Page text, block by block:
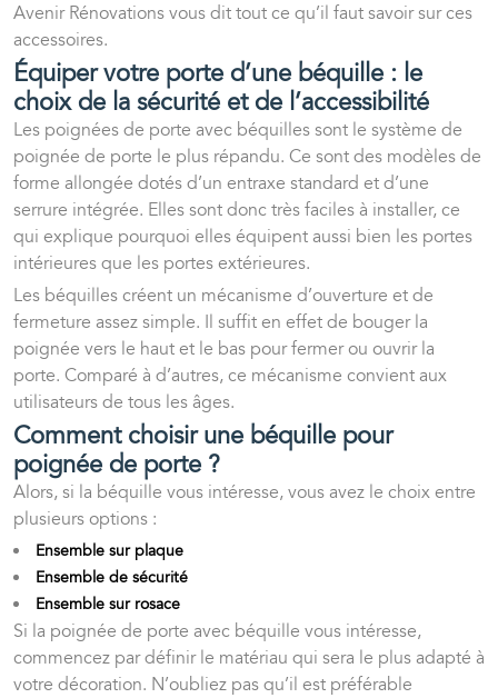
Avenir Rénovations vous dit tout ce qu’il faut savoir sur ces
accessoires.
Équiper votre porte d’une béquille : le
choix de la sécurité et de l’accessibilité
Les poignées de porte avec béquilles sont le système de
poignée de porte le plus répandu. Ce sont des modèles de
forme allongée dotés d’un entraxe standard et d’une
serrure intégrée. Elles sont donc très faciles à installer, ce
qui explique pourquoi elles équipent aussi bien les portes
intérieures que les portes extérieures.
Les béquilles créent un mécanisme d’ouverture et de
fermeture assez simple. Il suffit en effet de bouger la
poignée vers le haut et le bas pour fermer ou ouvrir la
porte. Comparé à d’autres, ce mécanisme convient aux
utilisateurs de tous les âges.
Comment choisir une béquille pour
poignée de porte ?
Alors, si la béquille vous intéresse, vous avez le choix entre
plusieurs options :
Ensemble sur plaque
Ensemble de sécurité
Ensemble sur rosace
Si la poignée de porte avec béquille vous intéresse,
commencez par définir le matériau qui sera le plus adapté à
votre décoration. N’oubliez pas qu’il est préférable